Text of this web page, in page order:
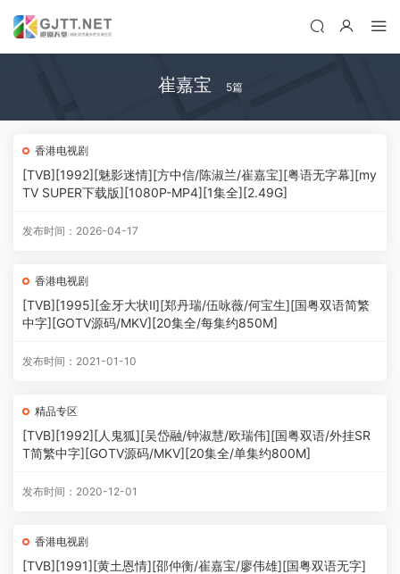
崔嘉宝 5篇
香港电视剧
[TVB][1992][魅影迷情][方中信/陈淑兰/崔嘉宝][粤语无字幕][my
TV SUPER下载版][1080P-MP4][1集全][2.49G]
发布时间：2026-04-17
香港电视剧
[TVB][1995][金牙大状Ⅱ][郑丹瑞/伍咏薇/何宝生][国粤双语简繁
中字][GOTV源码/MKV][20集全/每集约850M]
发布时间：2021-01-10
精品专区
[TVB][1992][人鬼狐][吴岱融/钟淑慧/欧瑞伟][国粤双语/外挂SR
T简繁中字][GOTV源码/MKV][20集全/单集约800M]
发布时间：2020-12-01
香港电视剧
[TVB][1991][黄土恩情][邵仲衡/崔嘉宝/廖伟雄][国粤双语无字]